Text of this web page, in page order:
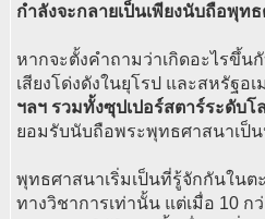
กำลังจะกลายเป็นเพียงนับถือพุท
หากจะตั้งคำถามว่าเกิดอะไรขึ้
เสียงโด่งดังในยุโรป และสหรัฐอ
ฯลฯ รวมทั้งซุปเปอร์สตาร์ระดับโ
ยอมรับนับถือพระพุทธศาสนาเป็
พุทธศาสนาเริ่มเป็นที่รู้จักกันในต
ทางวิชาการเท่านั้น แต่เมื่อ 10